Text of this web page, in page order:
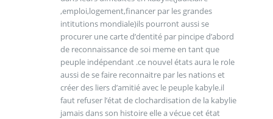
,emploi,logement,financer par les grandes
intitutions mondiale)ils pourront aussi se
procurer une carte d’dentité par pincipe d’abord
de reconnaissance de soi meme en tant que
peuple indépendant .ce nouvel états aura le role
aussi de se faire reconnaitre par les nations et
créer des liers d’amitié avec le peuple kabyle.il
faut refuser l’état de clochardisation de la kabylie
jamais dans son histoire elle a vécue cet état